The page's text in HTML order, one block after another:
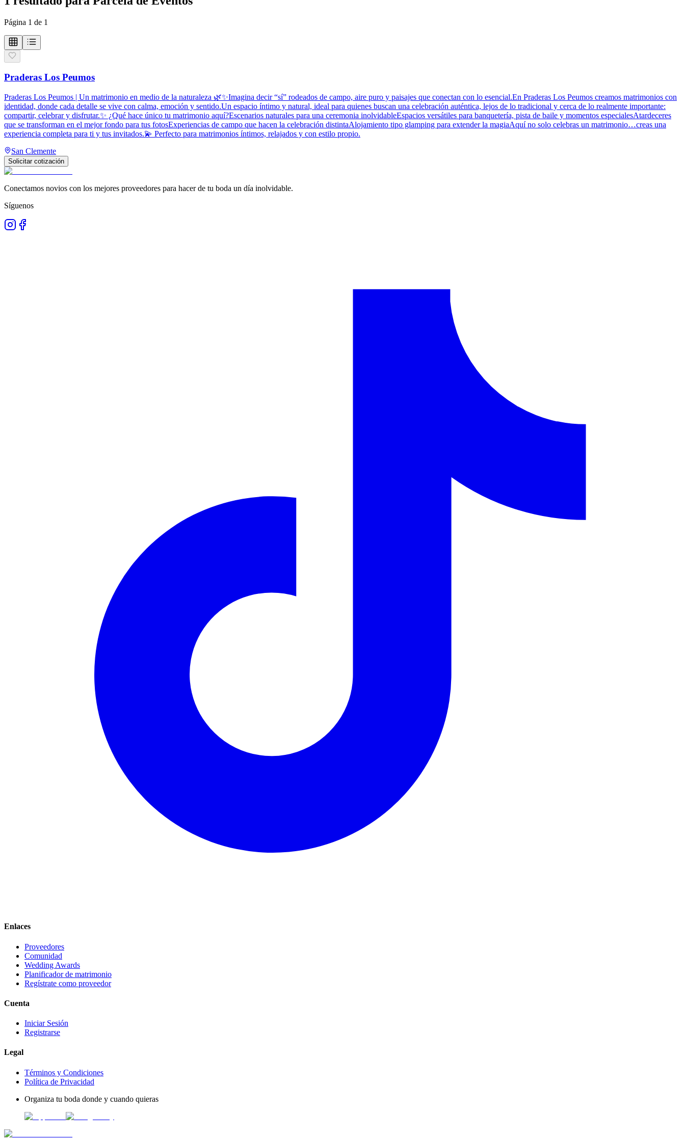
Página 1 de 1
Praderas Los Peumos
Praderas Los Peumos | Un matrimonio en medio de la naturaleza 🌿✨Imagina decir “sí” rodeados de campo, aire puro y paisajes que conectan con lo esencial.En Praderas Los Peumos creamos matrimonios con
identidad, donde cada detalle se vive con calma, emoción y sentido.Un espacio íntimo y natural, ideal para quienes buscan una celebración auténtica, lejos de lo tradicional y cerca de lo realmente importante:
compartir, celebrar y disfrutar.✨ ¿Qué hace único tu matrimonio aquí?Escenarios naturales para una ceremonia inolvidableEspacios versátiles para banquetería, pista de baile y momentos especialesAtardeceres
que se transforman en el mejor fondo para tus fotosExperiencias de campo que hacen la celebración distintaAlojamiento tipo glamping para extender la magiaAquí no solo celebras un matrimonio…creas una
experiencia completa para ti y tus invitados.💫 Perfecto para matrimonios íntimos, relajados y con estilo propio.
San Clemente
Solicitar cotización
Conectamos novios con los mejores proveedores para hacer de tu boda un día inolvidable.
Síguenos
Enlaces
Proveedores
Comunidad
Wedding Awards
Planificador de matrimonio
Regístrate como proveedor
Cuenta
Iniciar Sesión
Registrarse
Legal
Términos y Condiciones
Política de Privacidad
Organiza tu boda donde y cuando quieras